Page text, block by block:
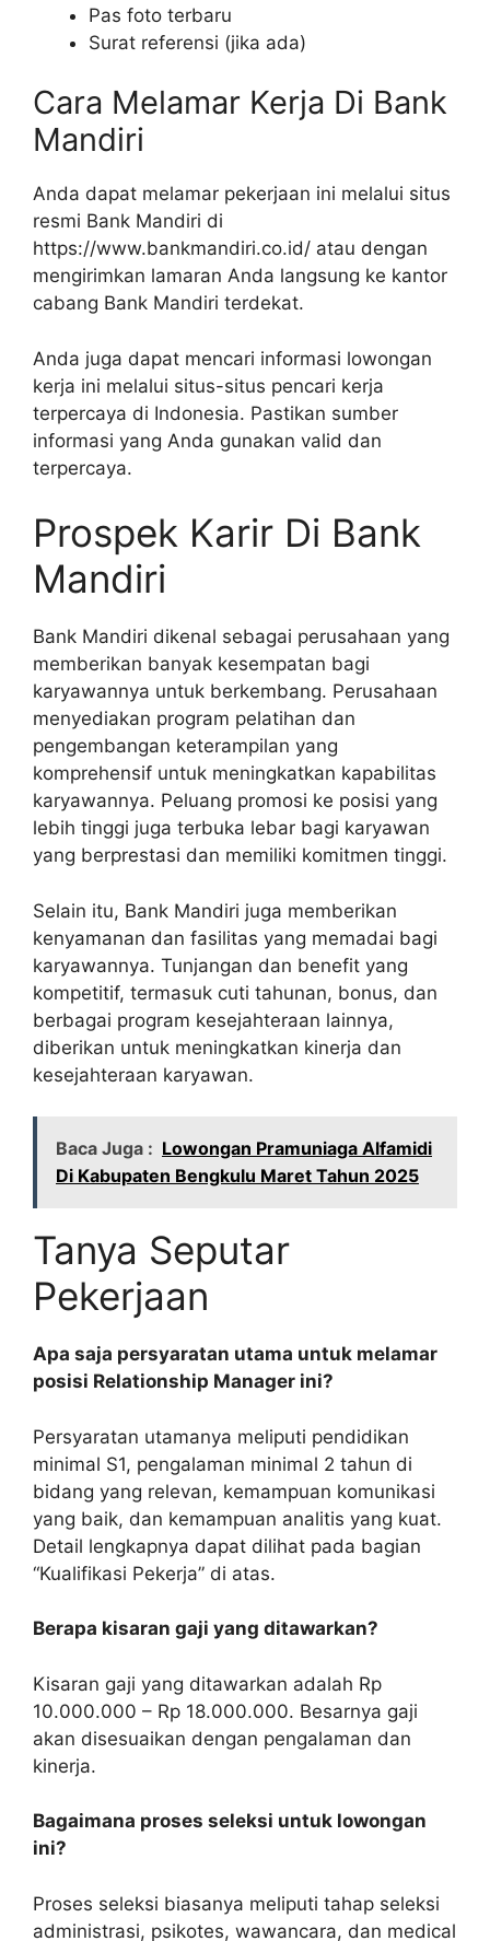
Pas foto terbaru
Surat referensi (jika ada)
Cara Melamar Kerja Di Bank
Mandiri
Anda dapat melamar pekerjaan ini melalui situs
resmi Bank Mandiri di
https://www.bankmandiri.co.id/ atau dengan
mengirimkan lamaran Anda langsung ke kantor
cabang Bank Mandiri terdekat.
Anda juga dapat mencari informasi lowongan
kerja ini melalui situs-situs pencari kerja
terpercaya di Indonesia. Pastikan sumber
informasi yang Anda gunakan valid dan
terpercaya.
Prospek Karir Di Bank
Mandiri
Bank Mandiri dikenal sebagai perusahaan yang
memberikan banyak kesempatan bagi
karyawannya untuk berkembang. Perusahaan
menyediakan program pelatihan dan
pengembangan keterampilan yang
komprehensif untuk meningkatkan kapabilitas
karyawannya. Peluang promosi ke posisi yang
lebih tinggi juga terbuka lebar bagi karyawan
yang berprestasi dan memiliki komitmen tinggi.
Selain itu, Bank Mandiri juga memberikan
kenyamanan dan fasilitas yang memadai bagi
karyawannya. Tunjangan dan benefit yang
kompetitif, termasuk cuti tahunan, bonus, dan
berbagai program kesejahteraan lainnya,
diberikan untuk meningkatkan kinerja dan
kesejahteraan karyawan.
Baca Juga : Lowongan Pramuniaga Alfamidi
Di Kabupaten Bengkulu Maret Tahun 2025
Tanya Seputar
Pekerjaan
Apa saja persyaratan utama untuk melamar
posisi Relationship Manager ini?
Persyaratan utamanya meliputi pendidikan
minimal S1, pengalaman minimal 2 tahun di
bidang yang relevan, kemampuan komunikasi
yang baik, dan kemampuan analitis yang kuat.
Detail lengkapnya dapat dilihat pada bagian
“Kualifikasi Pekerja” di atas.
Berapa kisaran gaji yang ditawarkan?
Kisaran gaji yang ditawarkan adalah Rp
10.000.000 – Rp 18.000.000. Besarnya gaji
akan disesuaikan dengan pengalaman dan
kinerja.
Bagaimana proses seleksi untuk lowongan
ini?
Proses seleksi biasanya meliputi tahap seleksi
administrasi, psikotes, wawancara, dan medical